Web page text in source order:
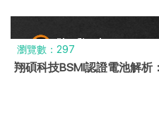
瀏覽數：297
翔碩科技BSMI認證電池解